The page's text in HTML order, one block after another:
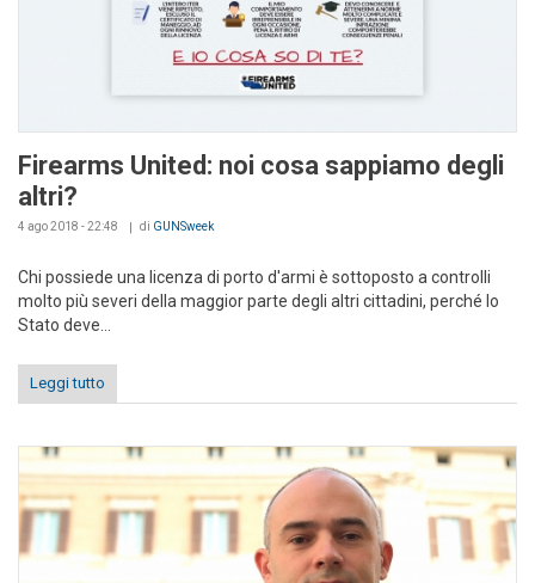
Firearms United: noi cosa sappiamo degli
altri?
4 ago 2018 - 22:48 di GUNSweek
Chi possiede una licenza di porto d'armi è sottoposto a controlli
molto più severi della maggior parte degli altri cittadini, perché lo
Stato deve...
Leggi tutto